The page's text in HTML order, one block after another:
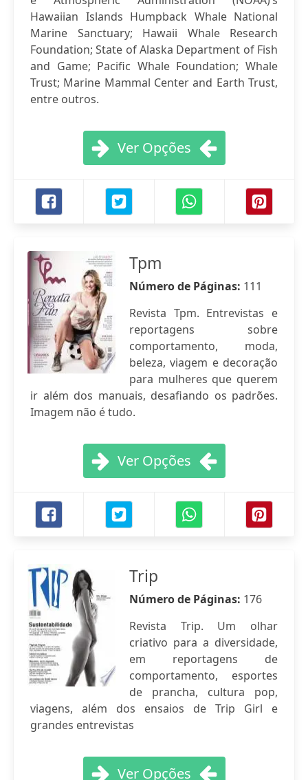
Hawaiian Islands Humpback Whale National
Marine Sanctuary; Hawaii Whale Research
Foundation; State of Alaska Department of Fish
and Game; Pacific Whale Foundation; Whale
Trust; Marine Mammal Center and Earth Trust,
entre outros.
Ver Opções
Tpm
Número de Páginas: 111
Revista Tpm. Entrevistas e
reportagens sobre
comportamento, moda,
beleza, viagem e decoração
para mulheres que querem
ir além dos manuais, desafiando os padrões.
Imagem não é tudo.
Ver Opções
Trip
Número de Páginas: 176
Revista Trip. Um olhar
criativo para a diversidade,
em reportagens de
comportamento, esportes
de prancha, cultura pop,
viagens, além dos ensaios de Trip Girl e
grandes entrevistas
Ver Opções